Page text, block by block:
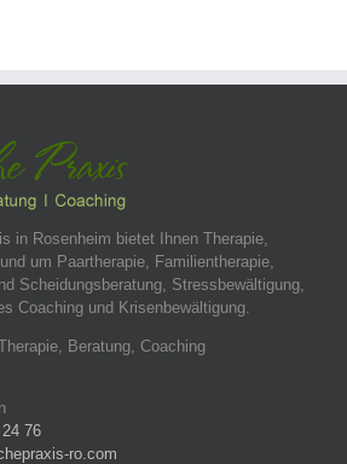
in Rosenheim bietet Ihnen Therapie,
um Paartherapie, Familientherapie,
Scheidungsberatung, Stressbewältigung,
Coaching und Krisenbewältigung.
Beratung, Coaching
76
ro.com